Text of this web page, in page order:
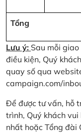
Tổng
Lưu ý: Sau mỗi
điều kiện, Quý
quay số qua
campaign.com/
Để được tư vấn, hỗ
trình, Quý khách
nhất hoặc Tổng đài